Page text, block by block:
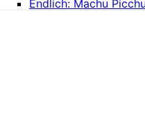
Endlich: Machu Picchu